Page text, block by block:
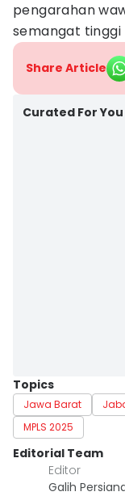
pengarahan
semangat tinggi
Share Article
Curated For You
Topics
Jawa Barat
MPLS 2025
Editorial Team
Editor
Galih